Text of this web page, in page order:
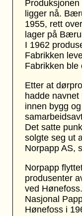
ligger nå.
1955, rett
lager på
I 1962
Fabrikken
Fabrikken ble
Etter at
hadde
innen bygg
Det satte
solgte seg ut
Norpapp AS,
Norpapp
produsenter
ved
Nasjonal
Hønefoss i